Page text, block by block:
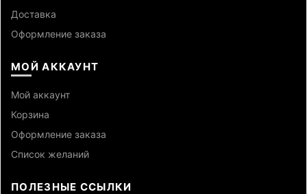
Доставка
Оформление заказа
МОЙ АККАУНТ
Мой аккаунт
Корзина
Оформление заказа
Список желаний
ПОЛЕЗНЫЕ ССЫЛКИ